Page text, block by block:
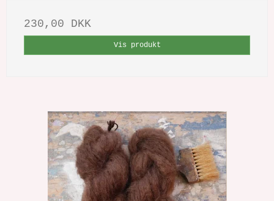
230,00 DKK
Vis produkt